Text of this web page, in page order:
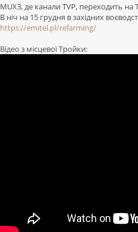
MUX3, де канали TVP, переходить на
В ніч на 15 грудня в західних
https://emitel.pl/refarming/
Відео з місцевої Тройки: